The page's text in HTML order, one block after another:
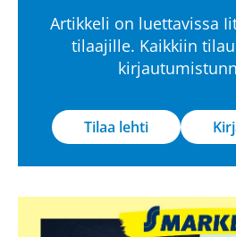
Artikkeli on luettavissa
tilaajille. Kaikkiin
Tilaa lehti